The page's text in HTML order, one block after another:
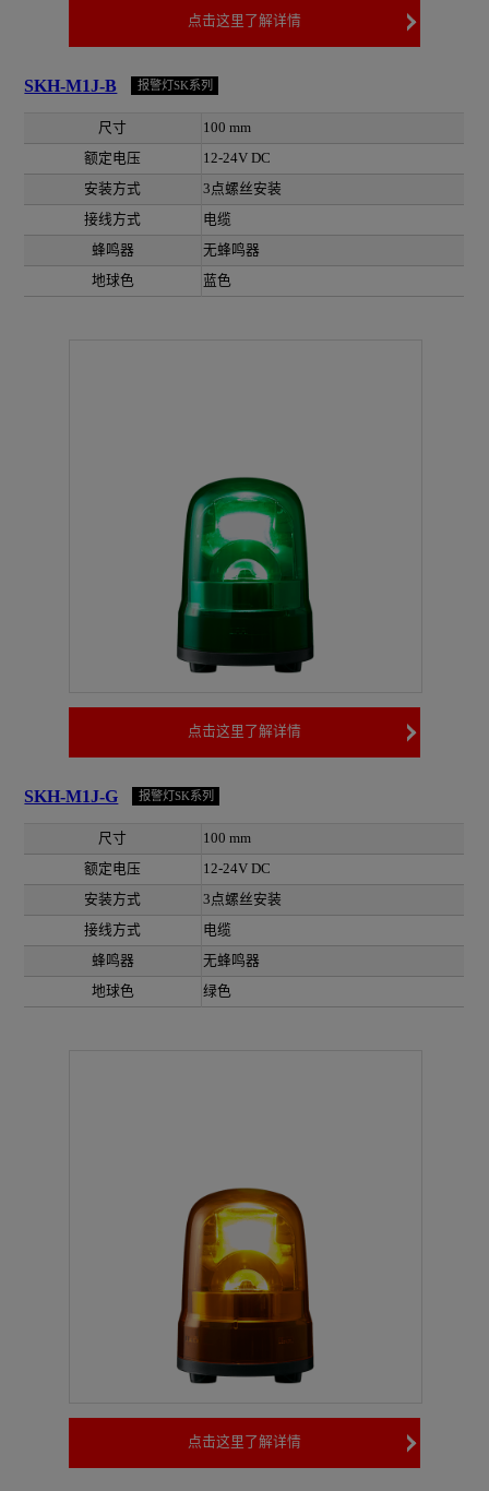
点击这里了解详情
SKH-M1J-B 报警灯SK系列
尺寸
100 mm
额定电压
12-24V DC
安装方式
3点螺丝安装
接线方式
电缆
蜂鸣器
无蜂鸣器
地球色
蓝色
点击这里了解详情
SKH-M1J-G 报警灯SK系列
尺寸
100 mm
额定电压
12-24V DC
安装方式
3点螺丝安装
接线方式
电缆
蜂鸣器
无蜂鸣器
地球色
绿色
点击这里了解详情